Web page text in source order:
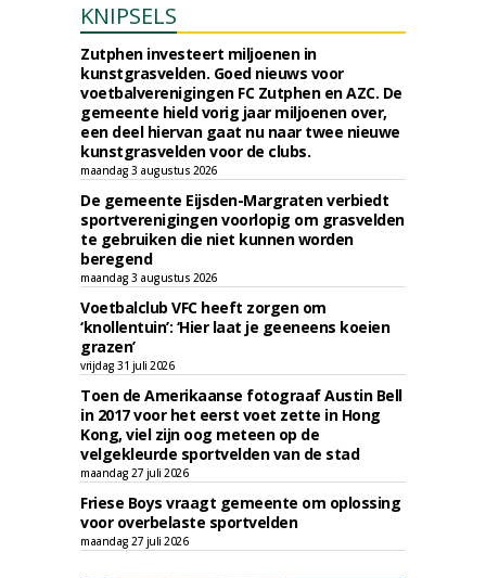
KNIPSELS
Zutphen investeert miljoenen in
kunstgrasvelden. Goed nieuws voor
voetbalverenigingen FC Zutphen en AZC. De
gemeente hield vorig jaar miljoenen over,
een deel hiervan gaat nu naar twee nieuwe
kunstgrasvelden voor de clubs.
maandag 3 augustus 2026
De gemeente Eijsden-Margraten verbiedt
sportverenigingen voorlopig om grasvelden
te gebruiken die niet kunnen worden
beregend
maandag 3 augustus 2026
Voetbalclub VFC heeft zorgen om
‘knollentuin’: ‘Hier laat je geeneens koeien
grazen’
vrijdag 31 juli 2026
Toen de Amerikaanse fotograaf Austin Bell
in 2017 voor het eerst voet zette in Hong
Kong, viel zijn oog meteen op de
velgekleurde sportvelden van de stad
maandag 27 juli 2026
Friese Boys vraagt gemeente om oplossing
voor overbelaste sportvelden
maandag 27 juli 2026